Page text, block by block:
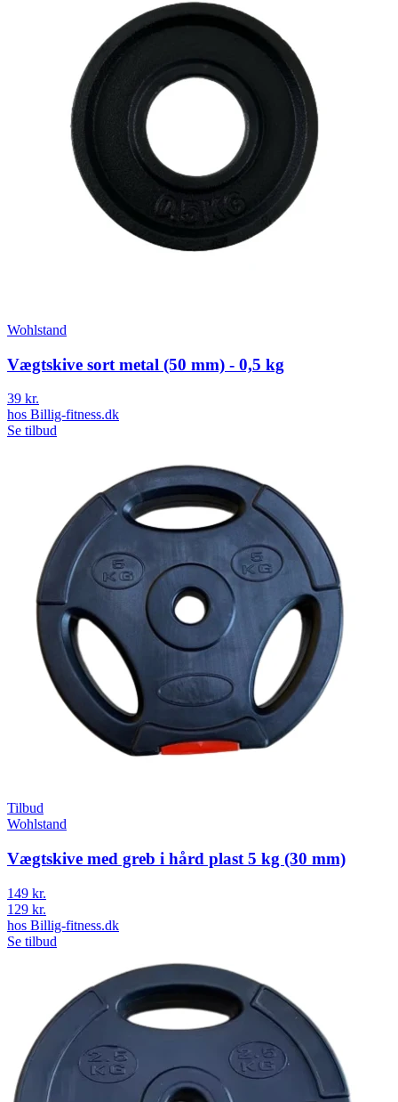
Wohlstand
Vægtskive sort metal (50 mm) - 0,5 kg
39 kr.
hos Billig-fitness.dk
Se tilbud
Tilbud
Wohlstand
Vægtskive med greb i hård plast 5 kg (30 mm)
149 kr.
129 kr.
hos Billig-fitness.dk
Se tilbud